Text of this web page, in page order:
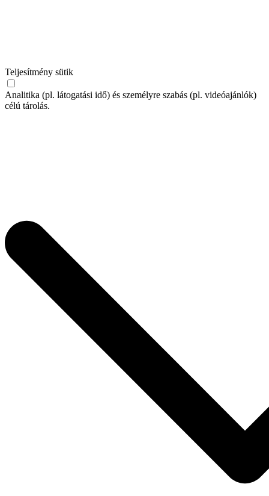
Teljesítmény sütik
Analitika (pl. látogatási idő) és személyre szabás (pl. videóajánlók)
célú tárolás.